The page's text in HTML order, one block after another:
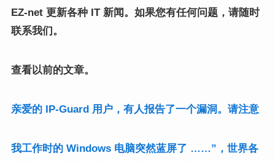
EZ-net 更新各种 IT 新闻。如果您有任何问题，请随时
联系我们。
查看以前的文章。
亲爱的 IP-Guard 用户，有人报告了一个漏洞。请注意
我工作时的 Windows 电脑突然蓝屏了 ……”，世界各